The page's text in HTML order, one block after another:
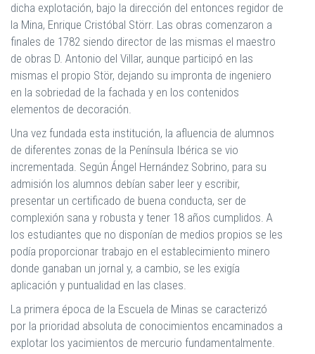
dicha explotación, bajo la dirección del entonces regidor de
la Mina, Enrique Cristóbal Störr. Las obras comenzaron a
finales de 1782 siendo director de las mismas el maestro
de obras D. Antonio del Villar, aunque participó en las
mismas el propio Stör, dejando su impronta de ingeniero
en la sobriedad de la fachada y en los contenidos
elementos de decoración.
Una vez fundada esta institución, la afluencia de alumnos
de diferentes zonas de la Península Ibérica se vio
incrementada. Según Ángel Hernández Sobrino, para su
admisión los alumnos debían saber leer y escribir,
presentar un certificado de buena conducta, ser de
complexión sana y robusta y tener 18 años cumplidos. A
los estudiantes que no disponían de medios propios se les
podía proporcionar trabajo en el establecimiento minero
donde ganaban un jornal y, a cambio, se les exigía
aplicación y puntualidad en las clases.
La primera época de la Escuela de Minas se caracterizó
por la prioridad absoluta de conocimientos encaminados a
explotar los yacimientos de mercurio fundamentalmente.